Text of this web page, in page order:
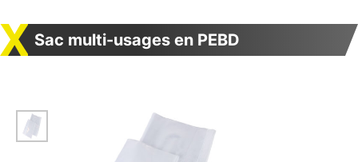
Sac multi-usages en PEBD